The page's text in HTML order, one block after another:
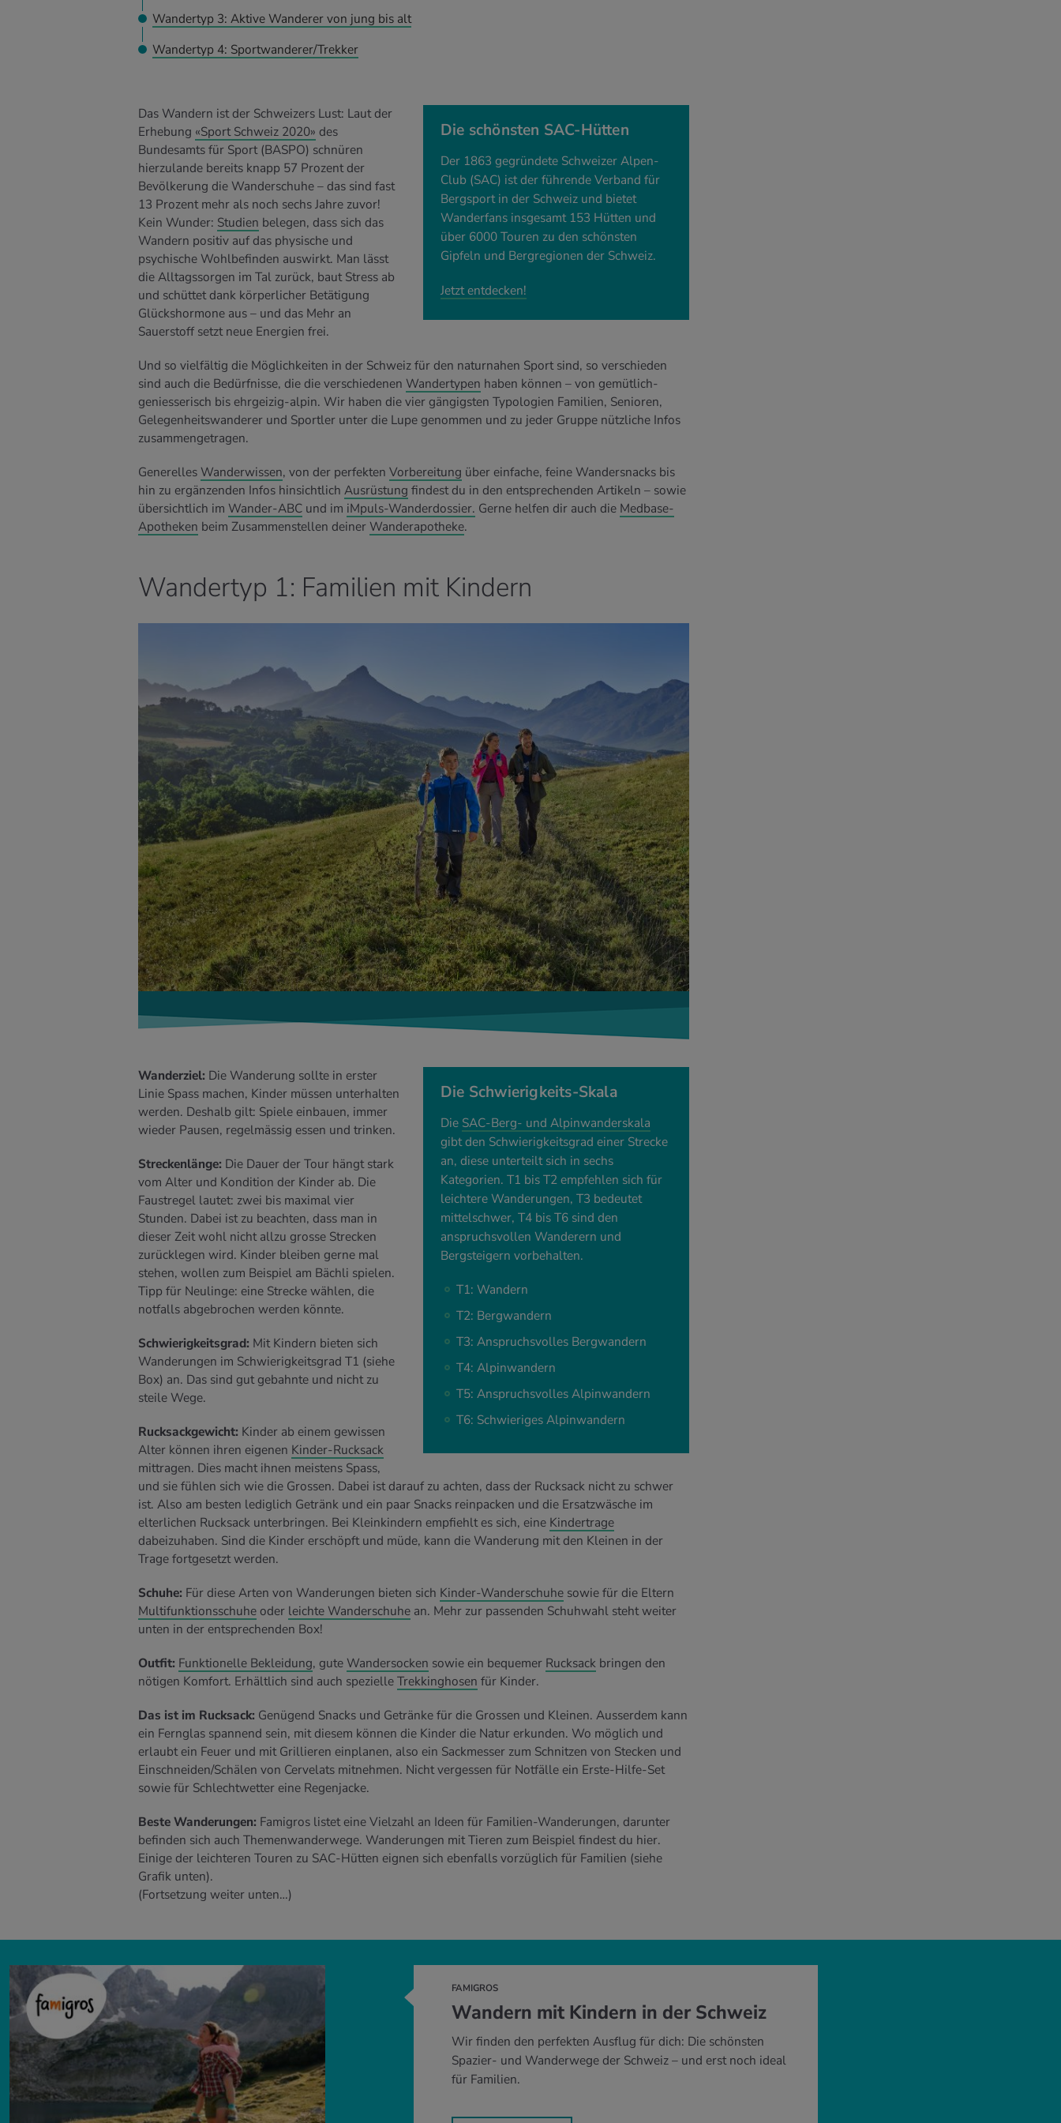
Wandertyp 3: Aktive Wanderer von jung bis alt
Wandertyp 4: Sportwanderer/Trekker
Die schönsten SAC-Hütten
Der 1863 gegründete Schweizer Alpen-
Club (SAC) ist der führende Verband für
Bergsport in der Schweiz und bietet
Wanderfans insgesamt 153 Hütten und
über 6000 Touren zu den schönsten
Gipfeln und Bergregionen der Schweiz.
Jetzt entdecken!
Das Wandern ist der Schweizers Lust: Laut der
Erhebung «Sport Schweiz 2020» des
Bundesamts für Sport (BASPO) schnüren
hierzulande bereits knapp 57 Prozent der
Bevölkerung die Wanderschuhe – das sind fast
13 Prozent mehr als noch sechs Jahre zuvor!
Kein Wunder: Studien belegen, dass sich das
Wandern positiv auf das physische und
psychische Wohlbefinden auswirkt. Man lässt
die Alltagssorgen im Tal zurück, baut Stress ab
und schüttet dank körperlicher Betätigung
Glückshormone aus – und das Mehr an
Sauerstoff setzt neue Energien frei.
Und so vielfältig die Möglichkeiten in der Schweiz für den naturnahen Sport sind, so verschieden
sind auch die Bedürfnisse, die die verschiedenen Wandertypen haben können – von gemütlich-
geniesserisch bis ehrgeizig-alpin. Wir haben die vier gängigsten Typologien Familien, Senioren,
Gelegenheitswanderer und Sportler unter die Lupe genommen und zu jeder Gruppe nützliche Infos
zusammengetragen.
GenerellesWanderwissen, von der perfekten Vorbereitung über einfache, feine Wandersnacks bis
hin zu ergänzenden Infos hinsichtlich Ausrüstung findest du in den entsprechenden Artikeln – sowie
übersichtlich im Wander-ABCund im iMpuls-Wanderdossier. Gerne helfen dir auch die Medbase-
Apotheken beim Zusammenstellen deinerWanderapotheke.
Wandertyp 1: Familien mit Kindern
Die Schwierigkeits-Skala
Die SAC-Berg- und Alpinwanderskala
gibt den Schwierigkeitsgrad einer Strecke
an, diese unterteilt sich in sechs
Kategorien. T1 bis T2 empfehlen sich für
leichtere Wanderungen, T3 bedeutet
mittelschwer, T4 bis T6 sind den
anspruchsvollen Wanderern und
Bergsteigern vorbehalten.
T1: Wandern
T2: Bergwandern
T3: Anspruchsvolles Bergwandern
T4: Alpinwandern
T5: Anspruchsvolles Alpinwandern
T6: Schwieriges Alpinwandern
Wanderziel: Die Wanderung sollte in erster
Linie Spass machen, Kinder müssen unterhalten
werden. Deshalb gilt: Spiele einbauen, immer
wieder Pausen, regelmässig essen und trinken.
Streckenlänge: Die Dauer der Tour hängt stark
vom Alter und Kondition der Kinder ab. Die
Faustregel lautet: zwei bis maximal vier
Stunden. Dabei ist zu beachten, dass man in
dieser Zeit wohl nicht allzu grosse Strecken
zurücklegen wird. Kinder bleiben gerne mal
stehen, wollen zum Beispiel am Bächli spielen.
Tipp für Neulinge: eine Strecke wählen, die
notfalls abgebrochen werden könnte.
Schwierigkeitsgrad: Mit Kindern bieten sich
Wanderungen im Schwierigkeitsgrad T1 (siehe
Box) an. Das sind gut gebahnte und nicht zu
steile Wege.
Rucksackgewicht: Kinder ab einem gewissen
Alter können ihren eigenen Kinder-Rucksack
mittragen. Dies macht ihnen meistens Spass,
und sie fühlen sich wie die Grossen. Dabei ist darauf zu achten, dass der Rucksack nicht zu schwer
ist. Also am besten lediglich Getränk und ein paar Snacks reinpacken und die Ersatzwäsche im
elterlichen Rucksack unterbringen. Bei Kleinkindern empfiehlt es sich, eine Kindertrage
dabeizuhaben. Sind die Kinder erschöpft und müde, kann die Wanderung mit den Kleinen in der
Trage fortgesetzt werden.
Schuhe: Für diese Arten von Wanderungen bieten sich Kinder-Wanderschuhesowie für die Eltern
Multifunktionsschuheoder leichte Wanderschuhean. Mehr zur passenden Schuhwahl steht weiter
unten in der entsprechenden Box!
Outfit: Funktionelle Bekleidung, guteWandersocken sowie ein bequemer Rucksackbringen den
nötigen Komfort. Erhältlich sind auch spezielleTrekkinghosen für Kinder.
Das ist im Rucksack: Genügend Snacks und Getränke für die Grossen und Kleinen. Ausserdem kann
ein Fernglas spannend sein, mit diesem können die Kinder die Natur erkunden. Wo möglich und
erlaubt ein Feuer und mit Grillieren einplanen, also ein Sackmesser zum Schnitzen von Stecken und
Einschneiden/Schälen von Cervelats mitnehmen. Nicht vergessen für Notfälle ein Erste-Hilfe-Set
sowie für Schlechtwetter eine Regenjacke.
Beste Wanderungen: Famigros listet eine Vielzahl an Ideen für Familien-Wanderungen, darunter
befinden sich auch Themenwanderwege. Wanderungen mit Tieren zum Beispiel findest du hier.
Einige der leichteren Touren zu SAC-Hütten eignen sich ebenfalls vorzüglich für Familien (siehe
Grafik unten).
(Fortsetzung weiter unten…)
FAMIGROS
Wandern mit Kindern in der Schweiz
Wir finden den perfekten Ausflug für dich: Die schönsten
Spazier- und Wanderwege der Schweiz – und erst noch ideal
für Familien.